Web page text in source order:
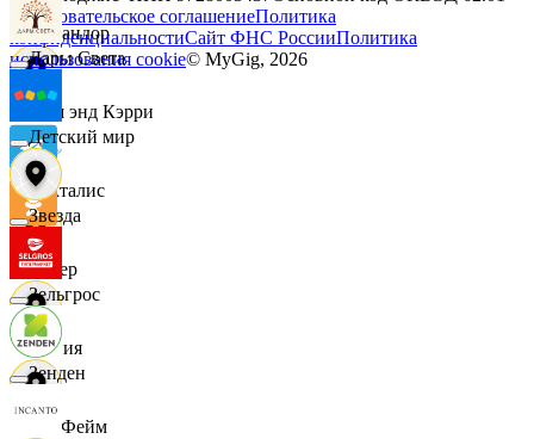
Командор
Кэш энд Кэрри
Лакталис
Левер
Линия
ЛисФейм
Дары Света
Детский мир
Звезда
Зельгрос
Зенден
Пользовательское соглашениеПолитика
конфиденциальностиСайт ФНС РоссииПолитика
использования cookie© MyGig, 2026